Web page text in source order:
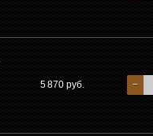
5 870 руб. −